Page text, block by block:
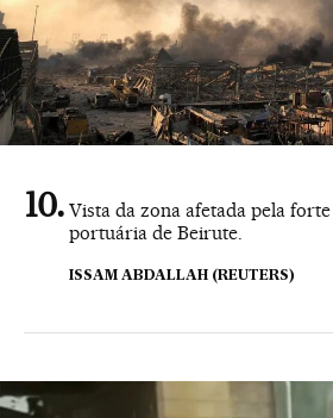
Vista da zona afetada pela
portuária de Beirute.
ISSAM ABDALLAH (REUTERS)